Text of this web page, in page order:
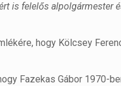
is felelős alpolgármester
hogy Kölcsey
Fazekas Gábor 1970-